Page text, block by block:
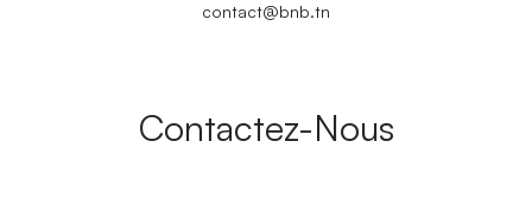
contact@bnb.tn
Contactez-Nous